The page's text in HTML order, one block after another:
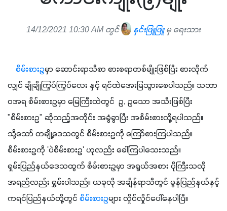
14/12/2021 10:30 AM တွင် နှင်းဖြူဖြူမှ ရေးသား
စိမ်းစားဥမှာ ဆောင်းရာသီစာ စားစရာတစ်မျိုးဖြစ်ပြီး စားလိုက်
လျှင် ချိုချိုကြွပ်ကြွပ်လေး နှင့် ရင်ထဲအေးမြသွားစေပါသည်။ သဘာ
ဝအရ စိမ်းစားဥမှာ မြေကြီးထဲတွင်  ဥ, ဥသော အသီးဖြစ်ပြီး
"စိမ်းစားဥ" ဆိုသည့်အတိုင်း အခွံခွာပြီး အစိမ်းစားလို့ရပါသည်။
သို့သော် တချို့ဒေသတွင် စိမ်းစားဥကို ကြော်စားကြပါသည်။
စိမ်းစားဥကို 'ပဲစိမ်းစားဥ' ဟုလည်း ခေါ်ကြပါသေးသည်။
ရှမ်းပြည်နယ်ဒေသထွက် စိမ်းစားဥမှာ အရွယ်အစား ပိုကြီးသလို
အရည်လည်း ရွှမ်းပါသည်။ ယခုလို အချိန်ရာသီတွင် မွန်ပြည်နယ်နှင့်
ကရင်ပြည်နယ်တို့တွင် စိမ်းစားဥများ လှိုင်လှိုင်ပေါ်နေပါပြီ။